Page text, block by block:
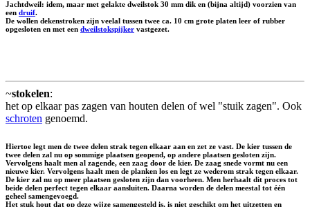
Jachtdweil: idem, maar met gelakte dweilstok 30 mm dik en (bijna altijd) voorzien van
een druif.
De wollen dekenstroken zijn veelal tussen twee ca. 10 cm grote platen leer of rubber
opgesloten en met een dweilstokspijker vastgezet.
~stokelen:
het op elkaar pas zagen van houten delen of wel "stuik zagen". Ook
schroten genoemd.
Hiertoe legt men de twee delen strak tegen elkaar aan en zet ze vast. De kier tussen de
twee delen zal nu op sommige plaatsen geopend, op andere plaatsen gesloten zijn.
Vervolgens haalt men al zagende, een zaag door de kier. De zaag snede vormt nu een
nieuwe kier. Vervolgens haalt men de planken los en legt ze wederom strak tegen elkaar.
De kier zal nu op meer plaatsen gesloten zijn dan voorheen. Men herhaalt dit proces tot
beide delen perfect tegen elkaar aansluiten. Daarna worden de delen meestal tot één
geheel samengevoegd.
Het stuk hout dat op deze wijze samengesteld is, is niet geschikt om het uitzetten en